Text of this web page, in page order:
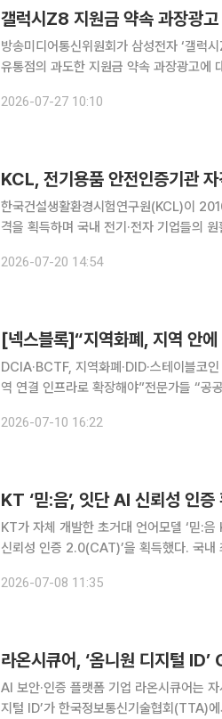
갤럭시Z8 지원금 약속 과장광
방송미디어통신위원회가 삼성전자 ‘갤럭
유통점의 과도한 지원금 약속 과장광고에 대한 각별한 주
점 및 판매점 등의 과도한 지원금과 경품 제
2026-07-27 10:10
KCL, 전기용품 안전인증기관
한국건설생활환경시험연구원(KCL)이
격을 획득하며 국내 전기·전자 기업들의
다. KCL은 20일 인천 호구포사업장에서 '
2026-07-20 14:54
DCIA·BCTF, 지역화폐·DID·스테이블코
역 연결 인프라로 확장해야”전문가들 “공
2026-07-10 16:22
KT ‘믿:음’, 잇단 AI 신뢰성 인
KT가 자체 개발한 초거대 언어모델 ‘믿:
신뢰성 인증 2.0(CAT)’을 획득했다. 국내
인증을 받았다고 밝혔다. CAT
2026-07-08 11:35
라온시큐어, ‘옴니원 디지털
AI 보안·인증 플랫폼 기업 라온시큐어는
지털 ID’가 한국정보통신기술협회(TTA)